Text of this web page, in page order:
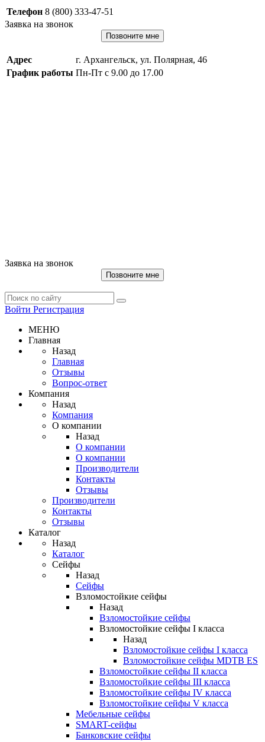
Телефон 8 (800) 333-47-51
Заявка на звонок
Позвоните мне
Адрес
г. Архангельск, ул. Полярная, 46
График работы Пн-Пт с 9.00 до 17.00
Заявка на звонок
Позвоните мне
Войти Регистрация
МЕНЮ
Главная
Назад
Главная
Отзывы
Вопрос-ответ
Компания
Назад
Компания
О компании
Назад
О компании
О компании
Производители
Контакты
Отзывы
Производители
Контакты
Отзывы
Каталог
Назад
Каталог
Сейфы
Назад
Сейфы
Взломостойкие сейфы
Назад
Взломостойкие сейфы
Взломостойкие сейфы I класса
Назад
Взломостойкие сейфы I класса
Взломостойкие сейфы MDTB ES
Взломостойкие сейфы II класса
Взломостойкие сейфы III класса
Взломостойкие сейфы IV класса
Взломостойкие сейфы V класса
Мебельные сейфы
SMART-сейфы
Банковские сейфы